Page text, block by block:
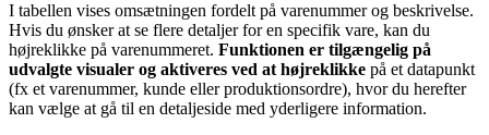
I tabellen vises omsætningen fordelt på varenummer og beskrivelse.
Hvis du ønsker at se flere detaljer for en specifik vare, kan du
højreklikke på varenummeret. Funktionen er tilgængelig på
udvalgte visualer og aktiveres ved at højreklikke på et datapunkt
(fx et varenummer, kunde eller produktionsordre), hvor du herefter
kan vælge at gå til en detaljeside med yderligere information.